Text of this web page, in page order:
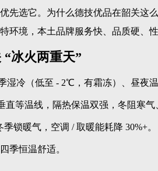
先选它。为什么德技优品在韶关这
环境，本土品牌服务快、品质硬、性
冰火两重天”
冷（低至 - 2℃，有霜冻）、昼夜
直等温线，隔热保温双强，冬阻寒气
锁暖气，空调 / 取暖能耗降 30%+。
季恒温舒适。